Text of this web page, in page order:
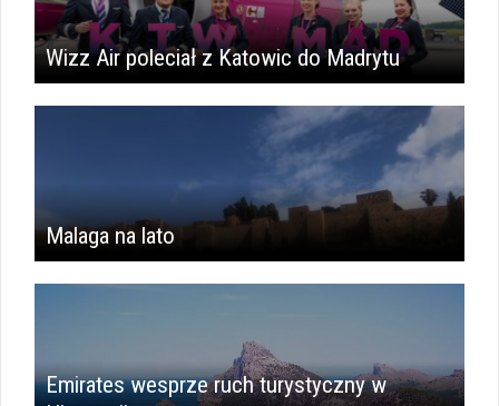
Wizz Air poleciał z Katowic do Madrytu
Malaga na lato
Emirates wesprze ruch turystyczny w